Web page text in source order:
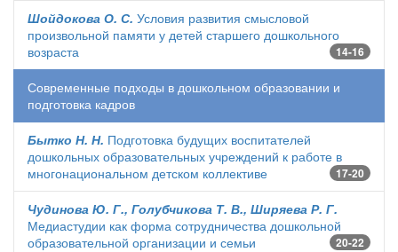
Шойдокова О. С. Условия развития смысловой
произвольной памяти у детей старшего дошкольного
возраста
14-16
Современные подходы в дошкольном образовании и
подготовка кадров
Бытко Н. Н. Подготовка будущих воспитателей
дошкольных образовательных учреждений к работе в
многонациональном детском коллективе
17-20
Чудинова Ю. Г., Голубчикова Т. В., Ширяева Р. Г.
Медиастудии как форма сотрудничества дошкольной
образовательной организации и семьи
20-22